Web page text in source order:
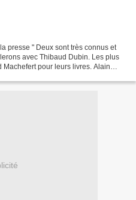
presse " Deux sont très connus et
avec Thibaud Dubin. Les plus
pour leurs livres. Alain